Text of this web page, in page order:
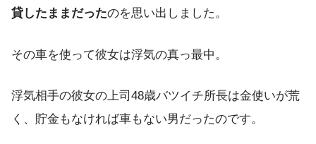
貸したままだったのを思い出しました。
その車を使って彼女は浮気の真っ最中。
浮気相手の彼女の上司48歳バツイチ所長は金使いが荒
く、貯金もなければ車もない男だったのです。